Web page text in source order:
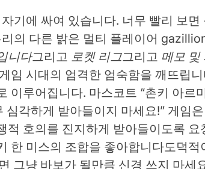
기에 싸여 있습니다. 너무 빨리 보면
의 다른 밝은 멀티 플레이어
니다그리고 로켓 리그그리고 메모 및
임 시대의 엄격한 엄숙함을 깨뜨립
이루어집니다. 마스코트 “촌키 아르
심각하게 받아들이지 마세요!” 게임
적 호의를 진지하게 받아들이도록 요
한 미스의 조합을 좋아합니다도덕적
그냥 바보가 될만큼 신경 쓰지 마세